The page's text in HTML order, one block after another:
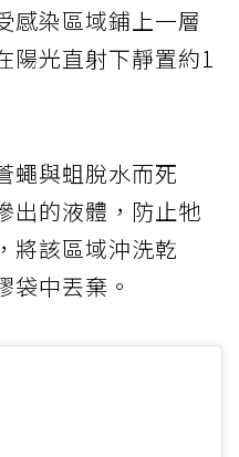
感染區域鋪上一層
陽光直射下靜置約1
蠅與蛆脫水而死
出的液體，防止牠
將該區域沖洗乾
袋中丟棄。